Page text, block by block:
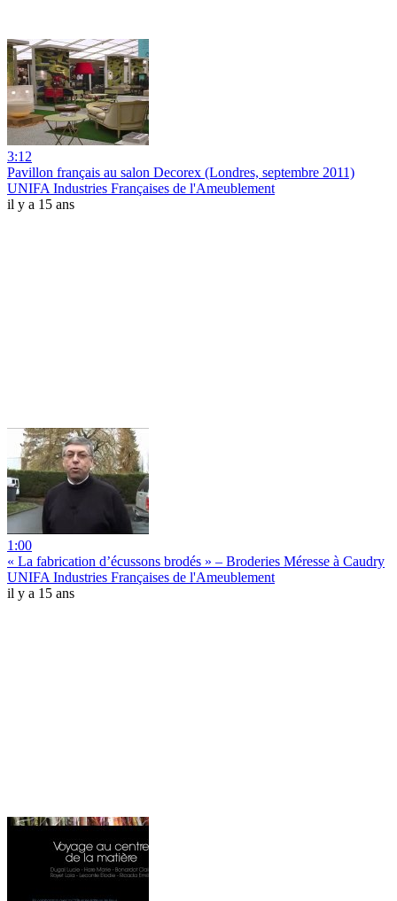
3:12
Pavillon français au salon Decorex (Londres, septembre 2011)
UNIFA Industries Françaises de l'Ameublement
il y a 15 ans
1:00
« La fabrication d’écussons brodés » – Broderies Méresse à Caudry
UNIFA Industries Françaises de l'Ameublement
il y a 15 ans